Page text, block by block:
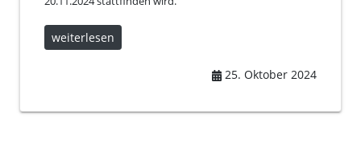
weiterlesen
25. Oktober 2024